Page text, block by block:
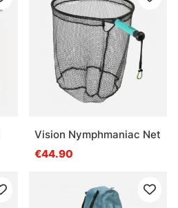
Vision Nymphmaniac Net
€44.90